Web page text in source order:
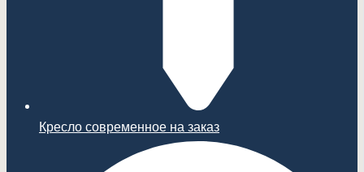
Кресло современное на заказ